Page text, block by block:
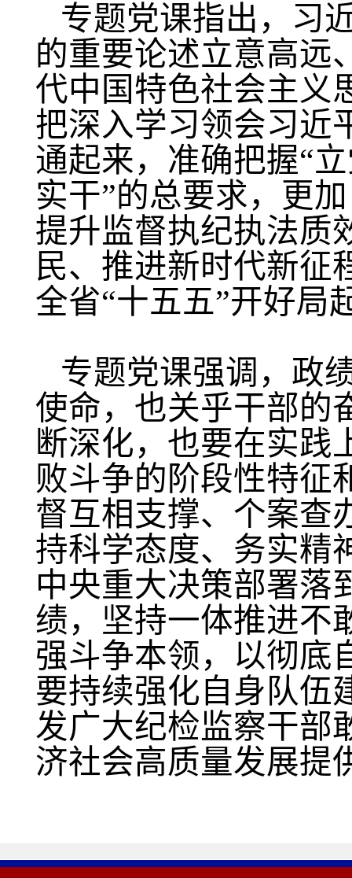
专题党课指出，习
的重要论述立意高远
代中国特色社会主义
把深入学习领会习近
通起来，准确把握“
实干”的总要求，更
提升监督执纪执法质
民、推进新时代新征
全省“十五五”开好局
专题党课强调，政
使命，也关乎干部的
断深化，也要在实践
败斗争的阶段性特征
督互相支撑、个案查
持科学态度、务实精
中央重大决策部署落
绩，坚持一体推进不
强斗争本领，以彻底
要持续强化自身队伍
发广大纪检监察干部
济社会高质量发展提